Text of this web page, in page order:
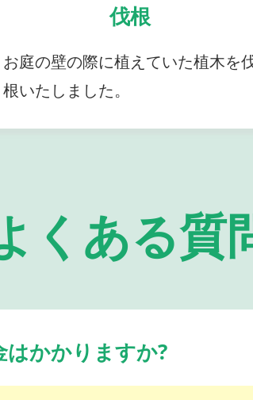
伐根
お庭の壁の際に植えていた植木を
根いたしました。
くある質
はかかりますか?